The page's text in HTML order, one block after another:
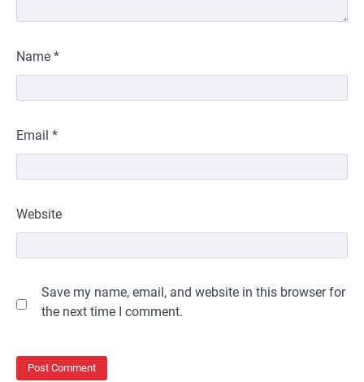
Name *
Email *
Website
Save my name, email, and website in this browser for
the next time I comment.